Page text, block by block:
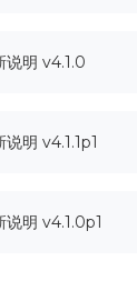
明 v4.1.0
明 v4.1.1p1
明 v4.1.0p1